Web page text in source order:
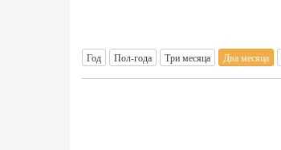
Год Пол-года Три месяца Два месяца